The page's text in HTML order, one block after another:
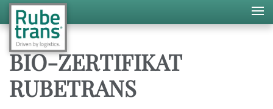
Skip to main content
BIO-ZERTIFIKAT
RUBETRANS